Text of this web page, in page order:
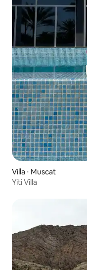
Villa ⋅ Muscat
Yiti Villa